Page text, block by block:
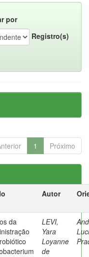
por
Registro(s)
1 Próximo
Autor
da
LEVI,
Yara
Loyanne
de